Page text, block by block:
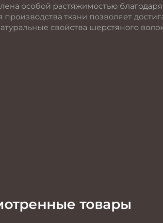
особой растяжимостью
производства ткани позволяет
свойства шерстяного
товары